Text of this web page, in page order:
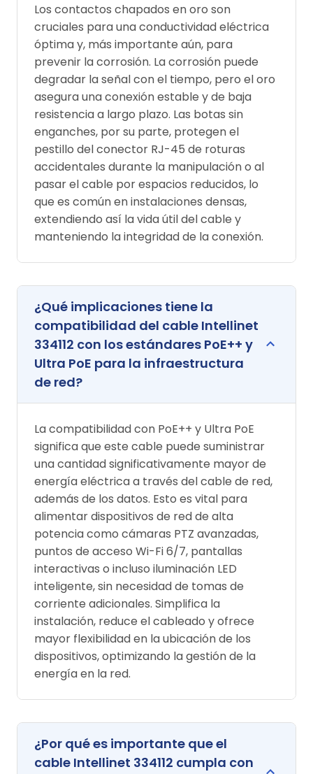
Los contactos chapados en oro son
cruciales para una conductividad eléctrica
óptima y, más importante aún, para
prevenir la corrosión. La corrosión puede
degradar la señal con el tiempo, pero el oro
asegura una conexión estable y de baja
resistencia a largo plazo. Las botas sin
enganches, por su parte, protegen el
pestillo del conector RJ-45 de roturas
accidentales durante la manipulación o al
pasar el cable por espacios reducidos, lo
que es común en instalaciones densas,
extendiendo así la vida útil del cable y
manteniendo la integridad de la conexión.
¿Qué implicaciones tiene la
compatibilidad del cable Intellinet
334112 con los estándares PoE++ y
Ultra PoE para la infraestructura
de red?
La compatibilidad con PoE++ y Ultra PoE
significa que este cable puede suministrar
una cantidad significativamente mayor de
energía eléctrica a través del cable de red,
además de los datos. Esto es vital para
alimentar dispositivos de red de alta
potencia como cámaras PTZ avanzadas,
puntos de acceso Wi-Fi 6/7, pantallas
interactivas o incluso iluminación LED
inteligente, sin necesidad de tomas de
corriente adicionales. Simplifica la
instalación, reduce el cableado y ofrece
mayor flexibilidad en la ubicación de los
dispositivos, optimizando la gestión de la
energía en la red.
¿Por qué es importante que el
cable Intellinet 334112 cumpla con